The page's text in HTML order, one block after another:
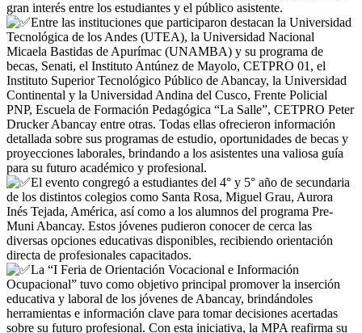
gran interés entre los estudiantes y el público asistente.
Entre las instituciones que participaron destacan la Universidad
Tecnológica de los Andes (UTEA), la Universidad Nacional
Micaela Bastidas de Apurímac (UNAMBA) y su programa de
becas, Senati, el Instituto Antúnez de Mayolo, CETPRO 01, el
Instituto Superior Tecnológico Público de Abancay, la Universidad
Continental y la Universidad Andina del Cusco, Frente Policial
PNP, Escuela de Formación Pedagógica “La Salle”, CETPRO Peter
Drucker Abancay entre otras. Todas ellas ofrecieron información
detallada sobre sus programas de estudio, oportunidades de becas y
proyecciones laborales, brindando a los asistentes una valiosa guía
para su futuro académico y profesional.
El evento congregó a estudiantes del 4° y 5° año de secundaria
de los distintos colegios como Santa Rosa, Miguel Grau, Aurora
Inés Tejada, América, así como a los alumnos del programa Pre-
Muni Abancay. Estos jóvenes pudieron conocer de cerca las
diversas opciones educativas disponibles, recibiendo orientación
directa de profesionales capacitados.
La “I Feria de Orientación Vocacional e Información
Ocupacional” tuvo como objetivo principal promover la inserción
educativa y laboral de los jóvenes de Abancay, brindándoles
herramientas e información clave para tomar decisiones acertadas
sobre su futuro profesional. Con esta iniciativa, la MPA reafirma su